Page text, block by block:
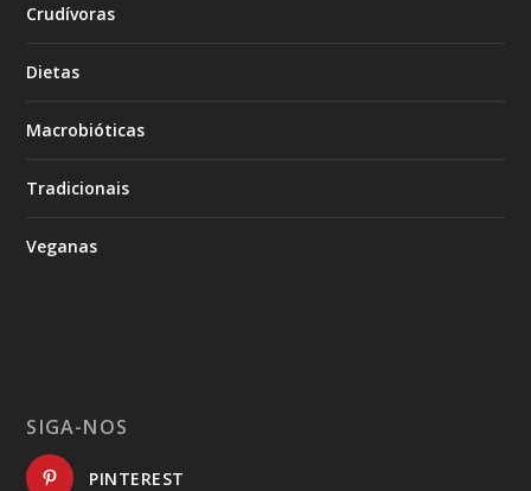
Crudívoras
Dietas
Macrobióticas
Tradicionais
Veganas
SIGA-NOS
PINTEREST